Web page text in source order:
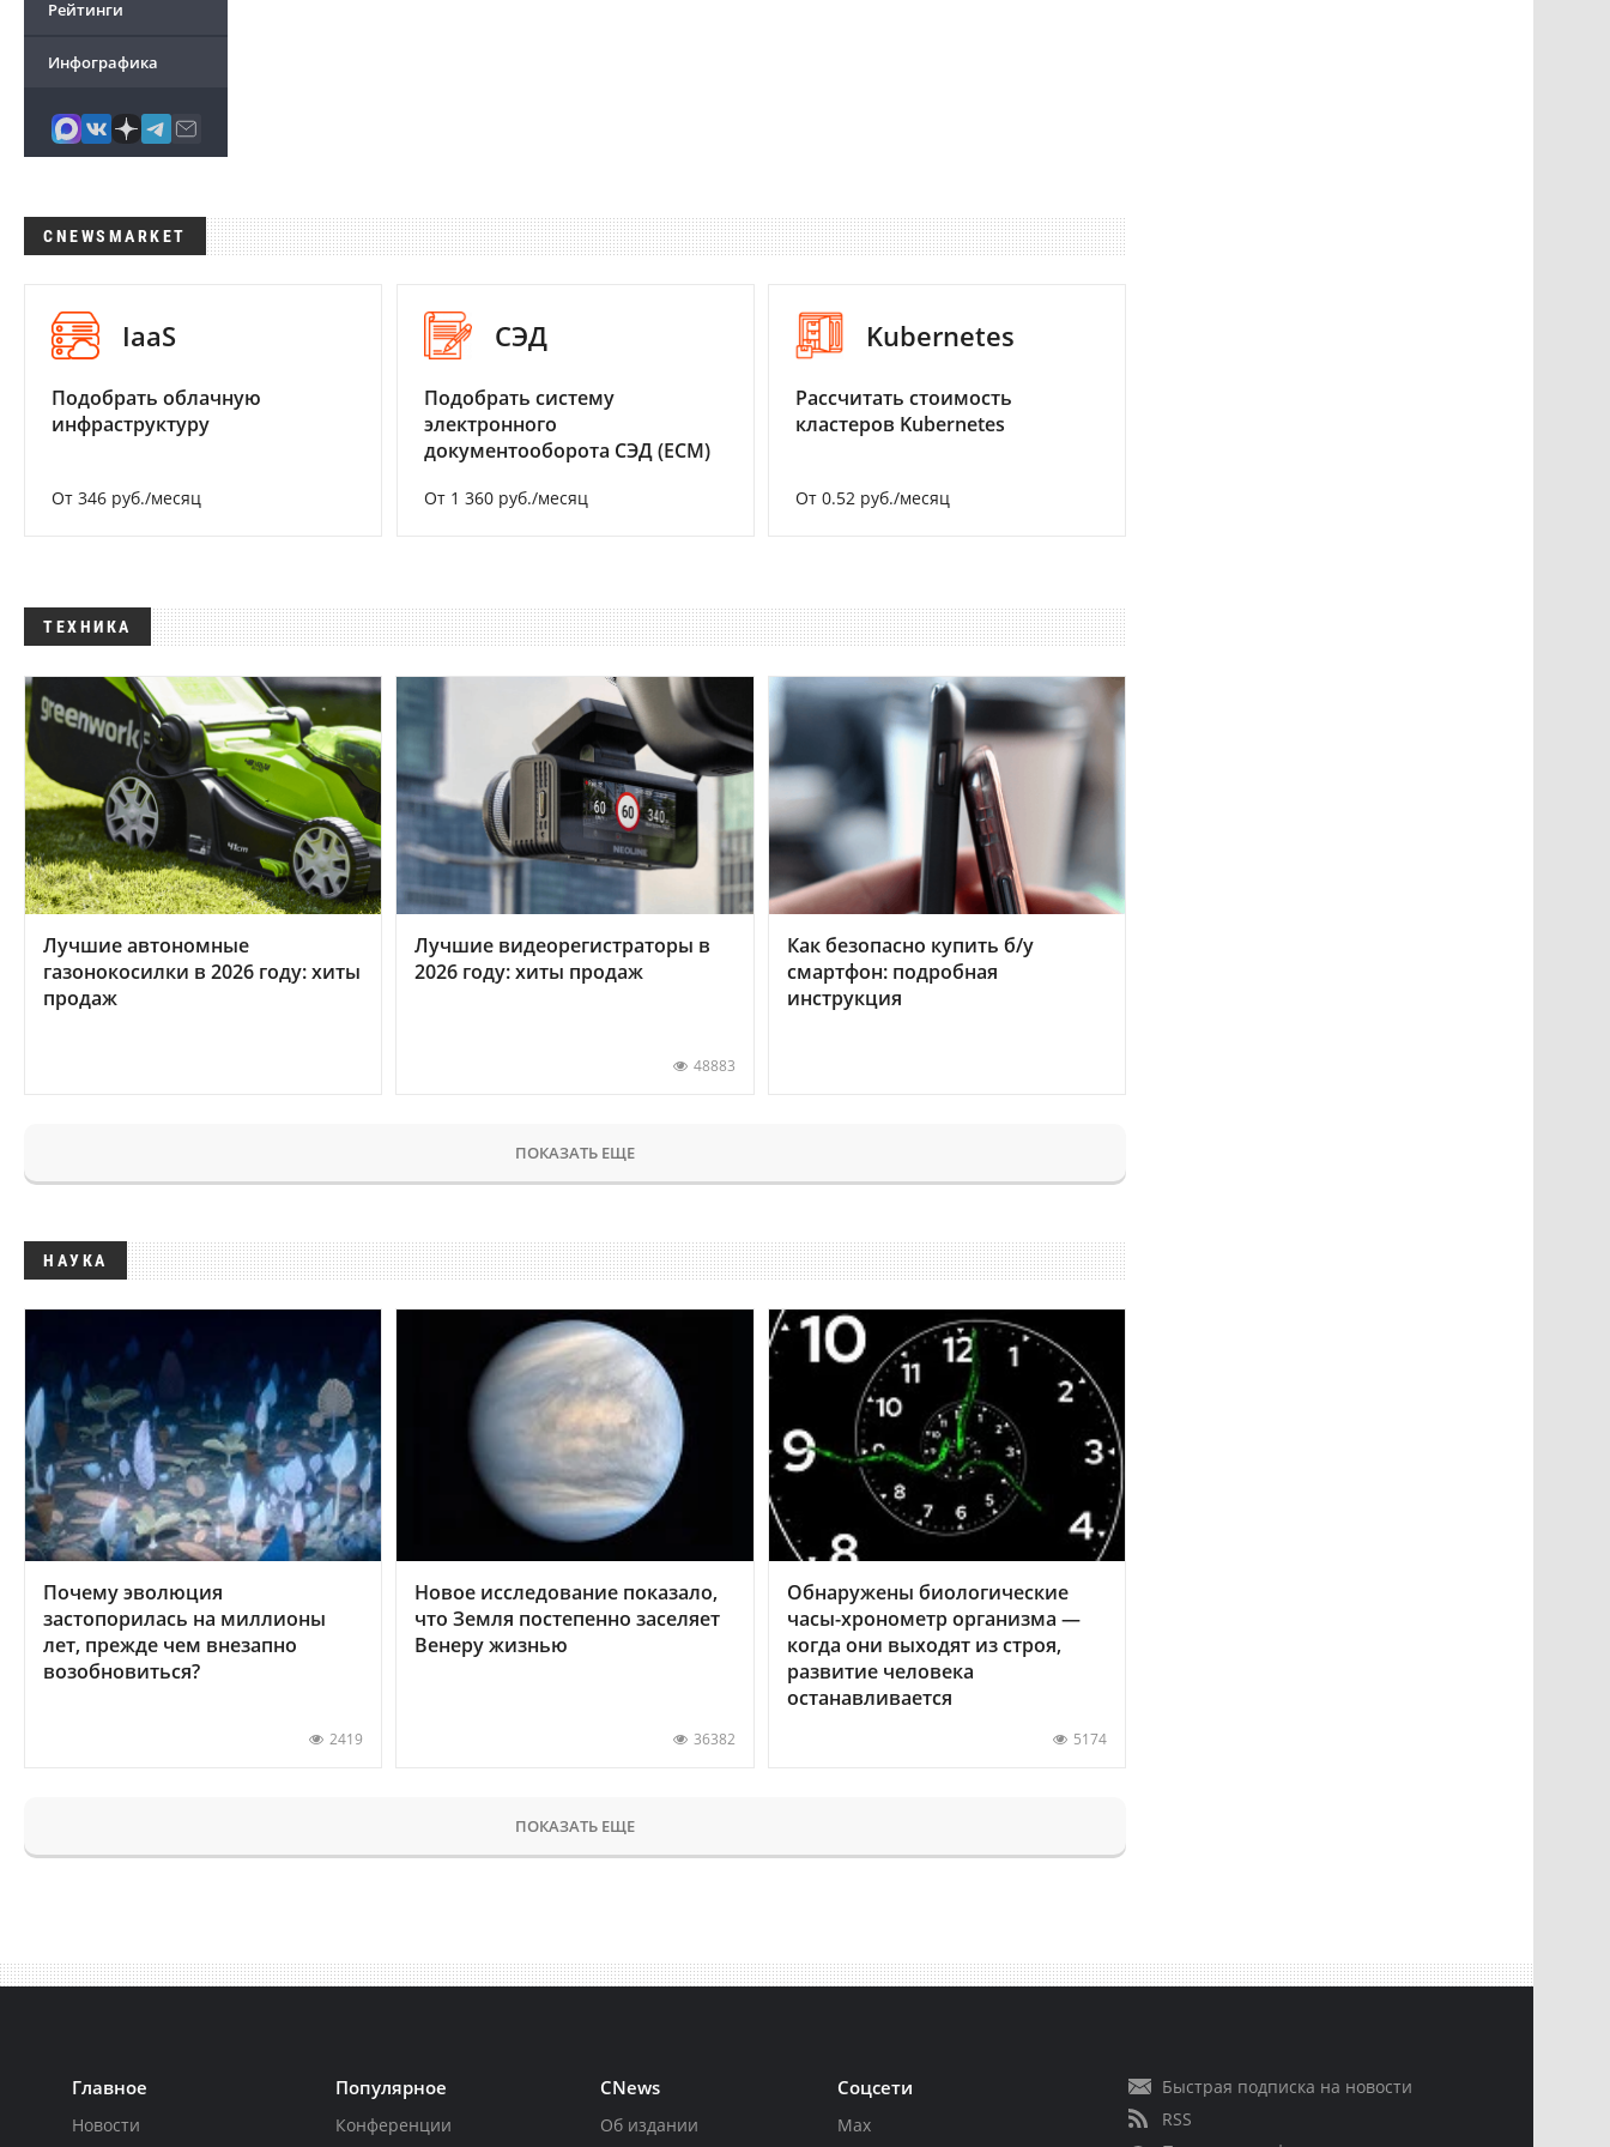
Рейтинги
Инфографика
CNEWSMARKET
IaaS
Подобрать облачную
инфраструктуру
От 346 руб./месяц
СЭД
Подобрать систему
электронного
документооборота СЭД (ECM)
От 1 360 руб./месяц
Kubernetes
Рассчитать стоимость
кластеров Kubernetes
От 0.52 руб./месяц
ТЕХНИКА
Лучшие автономные
газонокосилки в 2026 году: хиты
продаж
Лучшие видеорегистраторы в
2026 году: хиты продаж
48883
Как безопасно купить б/у
смартфон: подробная
инструкция
ПОКАЗАТЬ ЕЩЕ
НАУКА
Почему эволюция
застопорилась на миллионы
лет, прежде чем внезапно
возобновиться?
2419
Новое исследование показало,
что Земля постепенно заселяет
Венеру жизнью
36382
Обнаружены биологические
часы-хронометр организма —
когда они выходят из строя,
развитие человека
останавливается
5174
ПОКАЗАТЬ ЕЩЕ
Главное
Новости
Популярное
Конференции
CNews
Об издании
Соцсети
Max
Быстрая подписка на новости
RSS